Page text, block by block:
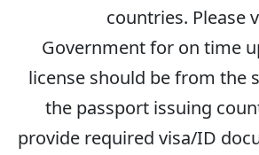
countries. Please
Government for on time
license should be from the
the passport issuing
provide required visa/ID